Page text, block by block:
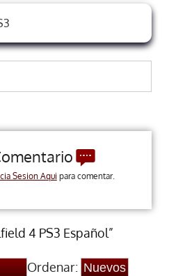
Sesion Aqui para comentar.
4 PS3 Español”
Ordenar: